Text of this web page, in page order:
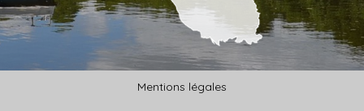
Mentions légales